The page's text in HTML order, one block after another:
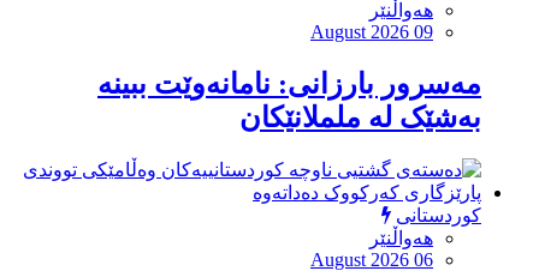
هەواڵنێر
August 2026 09
مەسرور بارزانی: نامانەوێت ببینە
بەشێک لە ململانێکان
کوردستانی
هەواڵنێر
August 2026 06